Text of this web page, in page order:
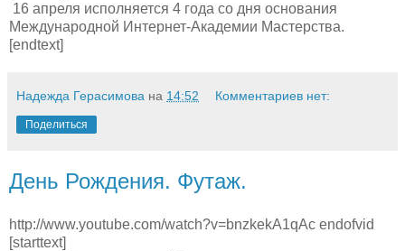
16 апреля исполняется 4 года со дня основания
Международной Интернет-Академии Мастерства.
[endtext]
Надежда Герасимова на 14:52 Комментариев нет:
Поделиться
День Рождения. Футаж.
http://www.youtube.com/watch?v=bnzkekA1qAc endofvid
[starttext]